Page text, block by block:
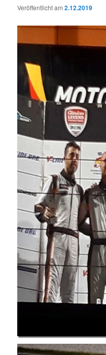
Veröffentlicht am2.12.2019